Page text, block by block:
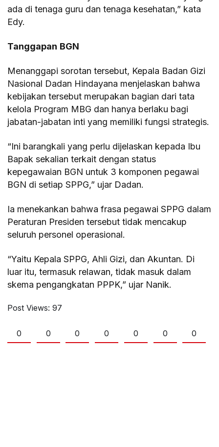
ada di tenaga guru dan tenaga kesehatan,” kata
Edy.
Tanggapan BGN
Menanggapi sorotan tersebut, Kepala Badan Gizi
Nasional Dadan Hindayana menjelaskan bahwa
kebijakan tersebut merupakan bagian dari tata
kelola Program MBG dan hanya berlaku bagi
jabatan-jabatan inti yang memiliki fungsi strategis.
“Ini barangkali yang perlu dijelaskan kepada Ibu
Bapak sekalian terkait dengan status
kepegawaian BGN untuk 3 komponen pegawai
BGN di setiap SPPG,” ujar Dadan.
Ia menekankan bahwa frasa pegawai SPPG dalam
Peraturan Presiden tersebut tidak mencakup
seluruh personel operasional.
“Yaitu Kepala SPPG, Ahli Gizi, dan Akuntan. Di
luar itu, termasuk relawan, tidak masuk dalam
skema pengangkatan PPPK,” ujar Nanik.
Post Views: 97
0 0 0 0 0 0 0